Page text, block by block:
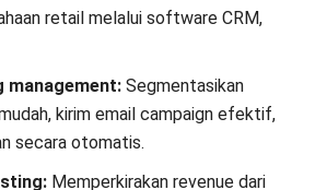
Accounting dari Victoria University of
dengan latar belakang analisis bisnis dan
keuangan. alam analisis bisnis dan
pendekatan analisisnya dalam memahami
dan strategi pertumbuhan perusahaan.
tahun terakhir, Chelsea mulai berkecimpung
keahliannya dalam sales strategy,